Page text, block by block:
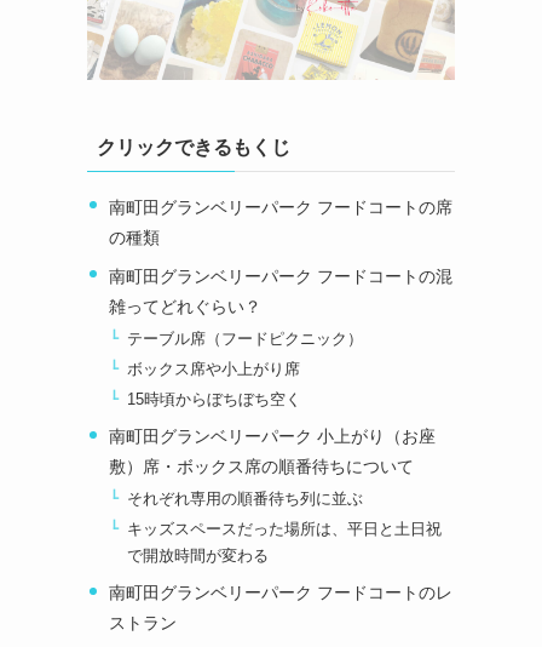
クリックできるもくじ
南町田グランベリーパーク フードコートの席
の種類
南町田グランベリーパーク フードコートの混
雑ってどれぐらい？
テーブル席（フードピクニック）
ボックス席や小上がり席
15時頃からぼちぼち空く
南町田グランベリーパーク 小上がり（お座
敷）席・ボックス席の順番待ちについて
それぞれ専用の順番待ち列に並ぶ
キッズスペースだった場所は、平日と土日祝
で開放時間が変わる
南町田グランベリーパーク フードコートのレ
ストラン